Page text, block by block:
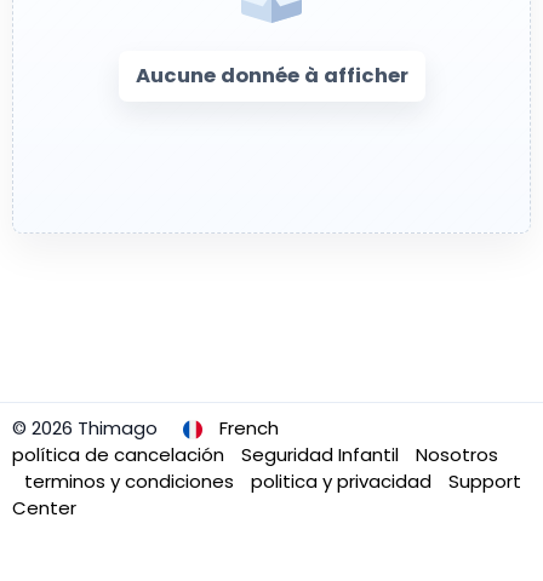
Aucune donnée à afficher
© 2026 Thimago
French
política de cancelación
Seguridad Infantil
Nosotros
terminos y condiciones
politica y privacidad
Support
Center